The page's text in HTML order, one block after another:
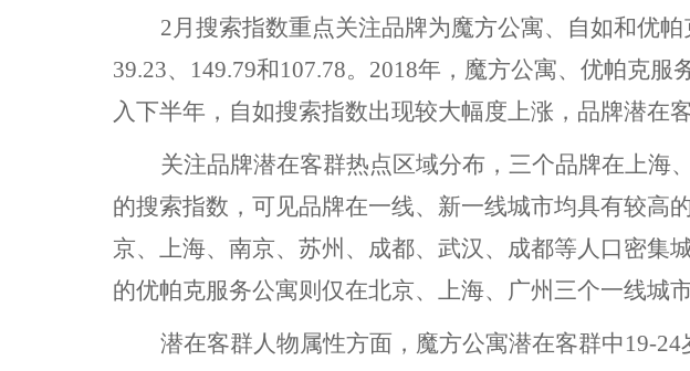
2月搜索指数重点关注品牌为魔方公寓、自如和优
39.23、149.79和107.78。2018年，魔方公寓、优帕克
入下半年，自如搜索指数出现较大幅度上涨，品牌潜在
关注品牌潜在客群热点区域分布，三个品牌在上海
的搜索指数，可见品牌在一线、新一线城市均具有较高
京、上海、南京、苏州、成都、武汉、成都等人口密集
的优帕克服务公寓则仅在北京、上海、广州三个一线城市
潜在客群人物属性方面，魔方公寓潜在客群中19-